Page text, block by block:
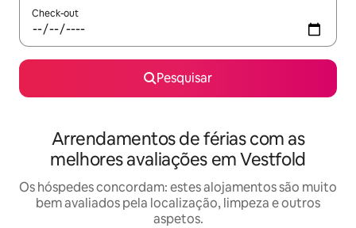
Check-out
Pesquisar
Arrendamentos de férias com as
melhores avaliações em Vestfold
Os hóspedes concordam: estes alojamentos são muito
bem avaliados pela localização, limpeza e outros
aspetos.